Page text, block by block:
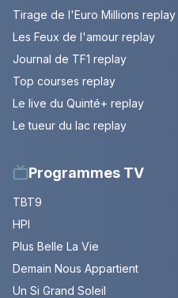
Tirage de l'Euro Millions replay
Les Feux de l'amour replay
Journal de TF1 replay
Top courses replay
Le live du Quinté+ replay
Le tueur du lac replay
Programmes TV
TBT9
HPI
Plus Belle La Vie
Demain Nous Appartient
Un Si Grand Soleil